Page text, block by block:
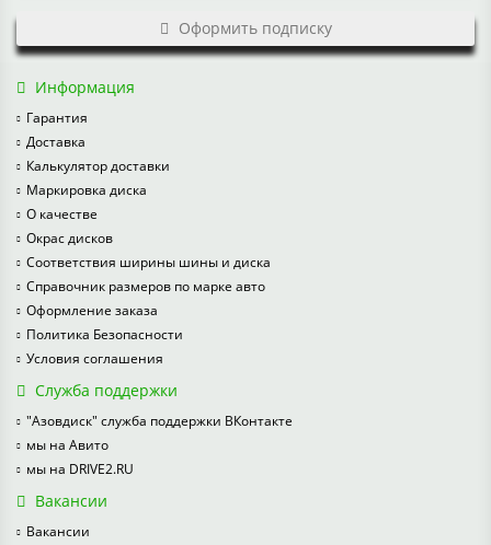
Оформить подписку
Информация
Гарантия
Доставка
Калькулятор доставки
Маркировка диска
О качестве
Окрас дисков
Соответствия ширины шины и диска
Справочник размеров по марке авто
Оформление заказа
Политика Безопасности
Условия соглашения
Служба поддержки
"Азовдиск" служба поддержки ВКонтакте
мы на Авито
мы на DRIVE2.RU
Вакансии
Вакансии